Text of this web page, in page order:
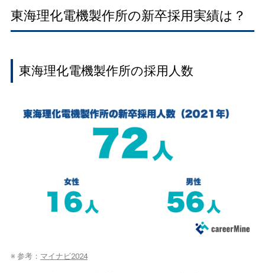
東海理化電機製作所の新卒採用実績は？
東海理化電機製作所の採用人数
※ 参考： マイナビ2024